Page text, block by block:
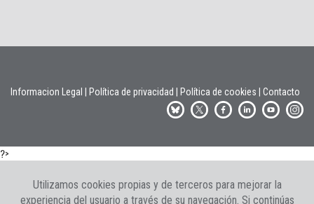
Informacion Legal Política de privacidad Política de cookies Contacto
?>
Utilizamos cookies propias y de terceros para mejorar la
experiencia del usuario a través de su navegación. Si continúas